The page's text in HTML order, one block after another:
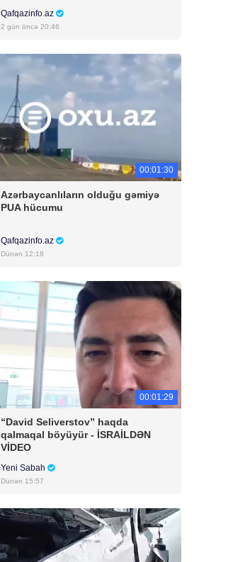
Qafqazinfo.az
2 gün öncə 20:46
00:01:30
Azərbaycanlıların olduğu gəmiyə
PUA hücumu
Qafqazinfo.az
Dünən 12:18
00:01:29
“David Seliverstov” haqda
qalmaqal böyüyür - İSRAİLDƏN
VİDEO
Yeni Sabah
Dünən 15:57